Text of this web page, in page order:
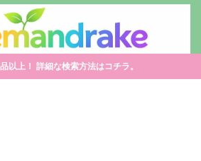
以上！ 詳細な検索方法はコチラ。